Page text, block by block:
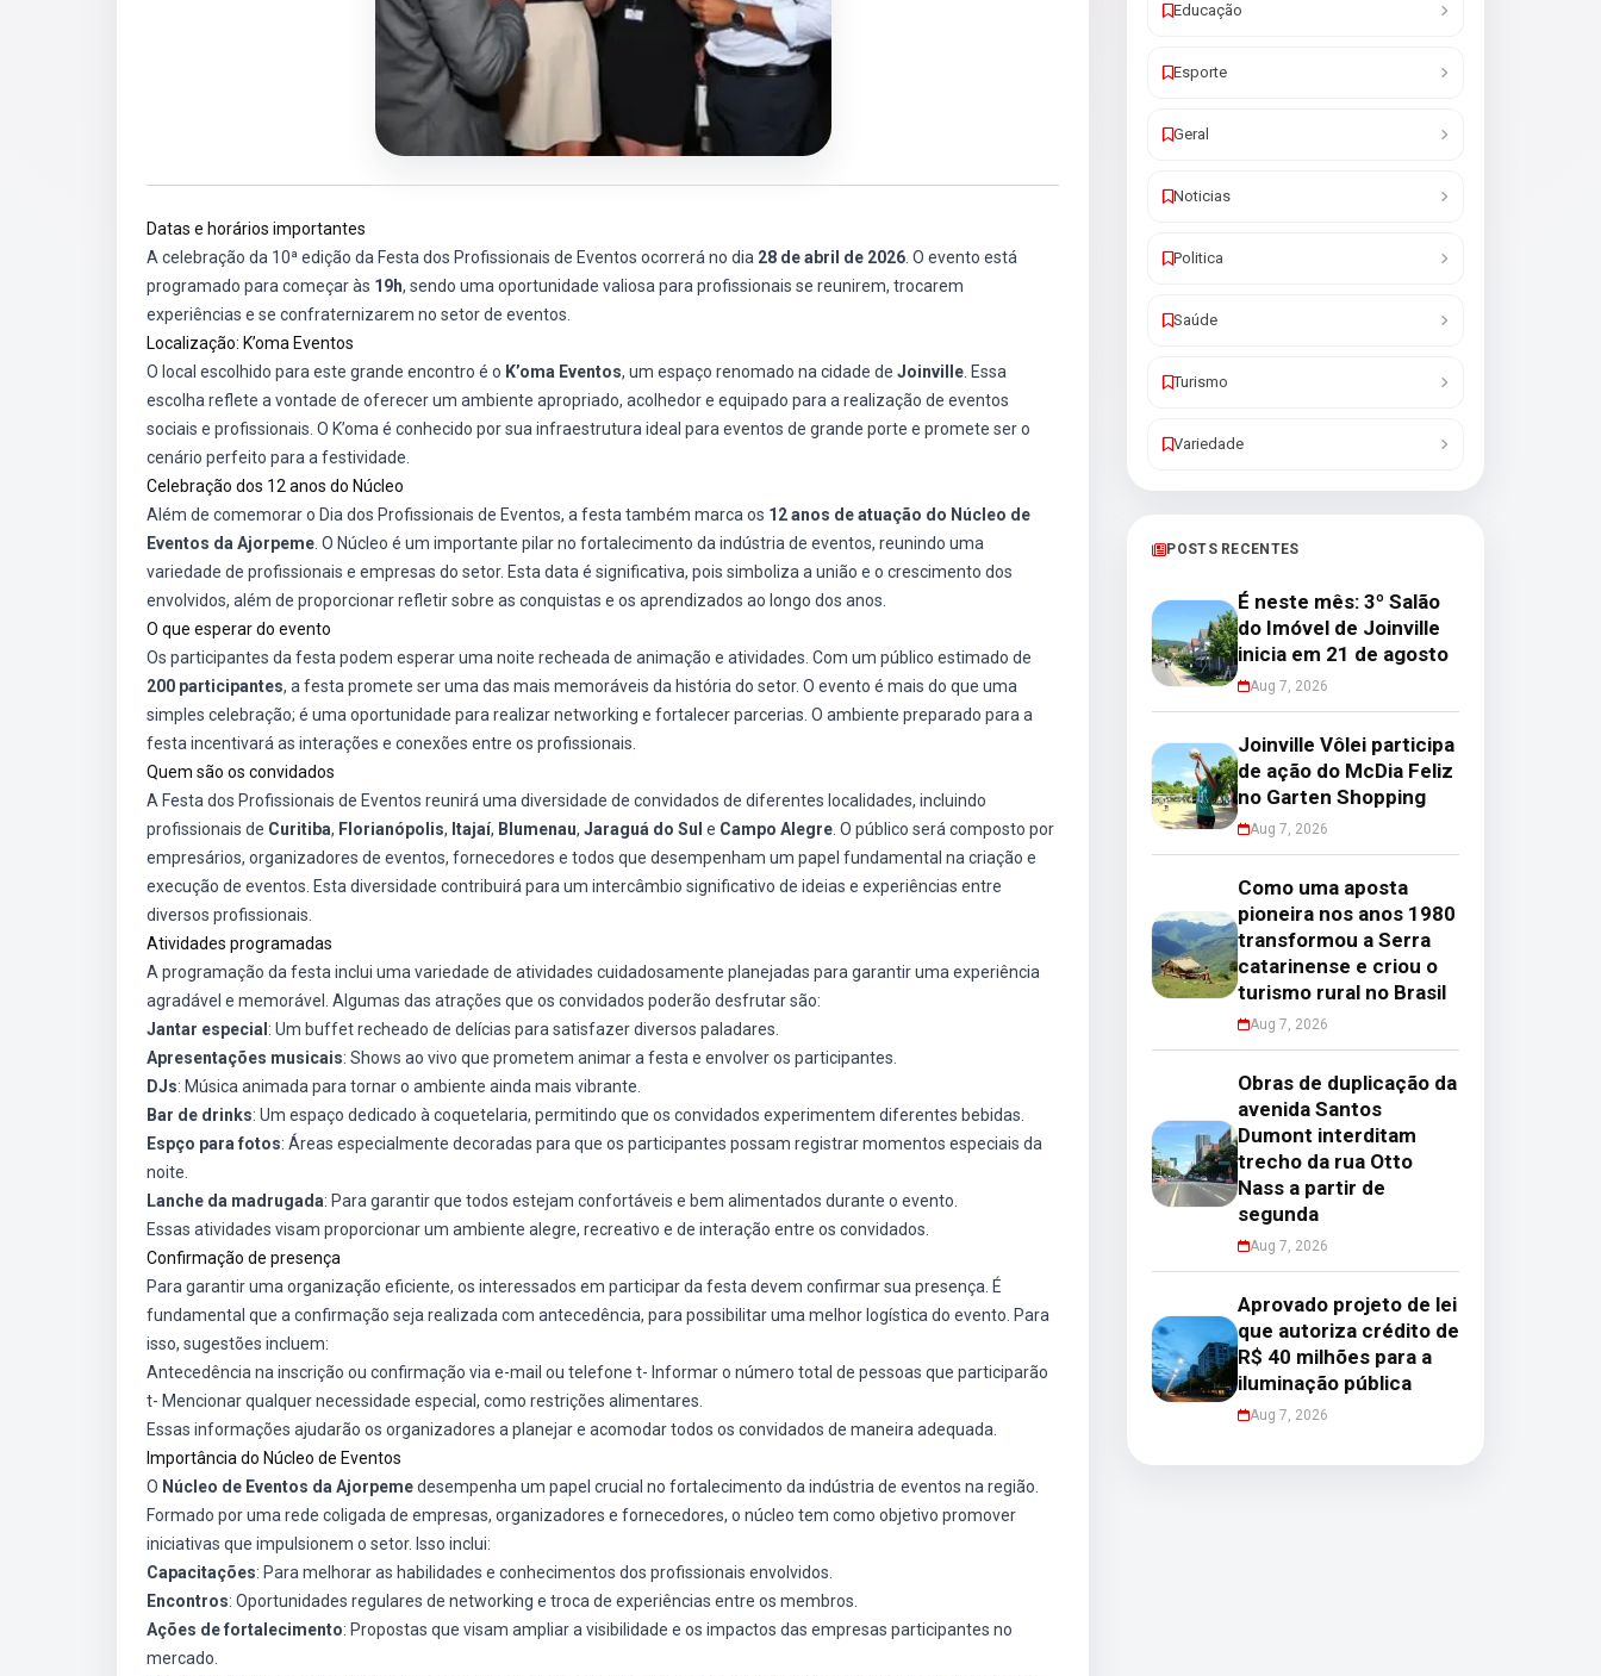
Datas e horários importantes
A celebração da 10ª edição da Festa dos Profissionais de Eventos ocorrerá no dia 28 de abril de 2026 . O evento está
programado para começar às 19h, sendo uma oportunidade valiosa para profissionais se reunirem, trocarem
experiências e se confraternizarem no setor de eventos.
Localização: K’oma Eventos
O local escolhido para este grande encontro é o K’oma Eventos, um espaço renomado na cidade de Joinville . Essa
escolha reflete a vontade de oferecer um ambiente apropriado, acolhedor e equipado para a realização de eventos
sociais e profissionais. O K’oma é conhecido por sua infraestrutura ideal para eventos de grande porte e promete ser o
cenário perfeito para a festividade.
Celebração dos 12 anos do Núcleo
Além de comemorar o Dia dos Profissionais de Eventos, a festa também marca os 12 anos de atuação do Núcleo de
Eventos da Ajorpeme . O Núcleo é um importante pilar no fortalecimento da indústria de eventos, reunindo uma
variedade de profissionais e empresas do setor. Esta data é significativa, pois simboliza a união e o crescimento dos
envolvidos, além de proporcionar refletir sobre as conquistas e os aprendizados ao longo dos anos.
O que esperar do evento
Os participantes da festa podem esperar uma noite recheada de animação e atividades. Com um público estimado de
200 participantes, a festa promete ser uma das mais memoráveis da história do setor. O evento é mais do que uma
simples celebração; é uma oportunidade para realizar networking e fortalecer parcerias. O ambiente preparado para a
festa incentivará as interações e conexões entre os profissionais.
Quem são os convidados
A Festa dos Profissionais de Eventos reunirá uma diversidade de convidados de diferentes localidades, incluindo
profissionais de Curitiba, Florianópolis, Itajaí, Blumenau, Jaraguá do Sul e Campo Alegre . O público será composto por
empresários, organizadores de eventos, fornecedores e todos que desempenham um papel fundamental na criação e
execução de eventos. Esta diversidade contribuirá para um intercâmbio significativo de ideias e experiências entre
diversos profissionais.
Atividades programadas
A programação da festa inclui uma variedade de atividades cuidadosamente planejadas para garantir uma experiência
agradável e memorável. Algumas das atrações que os convidados poderão desfrutar são:
Jantar especial : Um buffet recheado de delícias para satisfazer diversos paladares.
Apresentações musicais: Shows ao vivo que prometem animar a festa e envolver os participantes.
DJs: Música animada para tornar o ambiente ainda mais vibrante.
Bar de drinks: Um espaço dedicado à coquetelaria, permitindo que os convidados experimentem diferentes bebidas.
Espço para fotos: Áreas especialmente decoradas para que os participantes possam registrar momentos especiais da
noite.
Lanche da madrugada: Para garantir que todos estejam confortáveis e bem alimentados durante o evento.
Essas atividades visam proporcionar um ambiente alegre, recreativo e de interação entre os convidados.
Confirmação de presença
Para garantir uma organização eficiente, os interessados em participar da festa devem confirmar sua presença. É
fundamental que a confirmação seja realizada com antecedência, para possibilitar uma melhor logística do evento. Para
isso, sugestões incluem:
Antecedência na inscrição ou confirmação via e-mail ou telefone t- Informar o número total de pessoas que participarão
t- Mencionar qualquer necessidade especial, como restrições alimentares.
Essas informações ajudarão os organizadores a planejar e acomodar todos os convidados de maneira adequada.
Importância do Núcleo de Eventos
O Núcleo de Eventos da Ajorpemedesempenha um papel crucial no fortalecimento da indústria de eventos na região.
Formado por uma rede coligada de empresas, organizadores e fornecedores, o núcleo tem como objetivo promover
iniciativas que impulsionem o setor. Isso inclui:
Capacitações: Para melhorar as habilidades e conhecimentos dos profissionais envolvidos.
Encontros: Oportunidades regulares de networking e troca de experiências entre os membros.
Ações de fortalecimento: Propostas que visam ampliar a visibilidade e os impactos das empresas participantes no
mercado.
Educação
Esporte
Geral
Noticias
Politica
Saúde
Turismo
Variedade
POSTS RECENTES
É neste mês: 3º Salão
do Imóvel de Joinville
inicia em 21 de agosto
Aug 7, 2026
Joinville Vôlei participa
de ação do McDia Feliz
no Garten Shopping
Aug 7, 2026
Como uma aposta
pioneira nos anos 1980
transformou a Serra
catarinense e criou o
turismo rural no Brasil
Aug 7, 2026
Obras de duplicação da
avenida Santos
Dumont interditam
trecho da rua Otto
Nass a partir de
segunda
Aug 7, 2026
Aprovado projeto de lei
que autoriza crédito de
R$ 40 milhões para a
iluminação pública
Aug 7, 2026